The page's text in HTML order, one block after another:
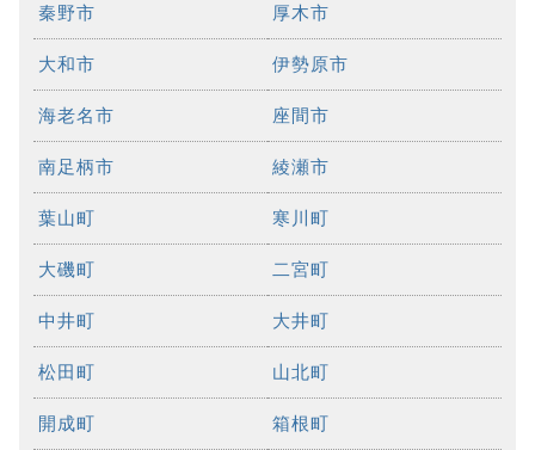
秦野市 厚木市
大和市 伊勢原市
海老名市 座間市
南足柄市 綾瀬市
葉山町 寒川町
大磯町 二宮町
中井町 大井町
松田町 山北町
開成町 箱根町